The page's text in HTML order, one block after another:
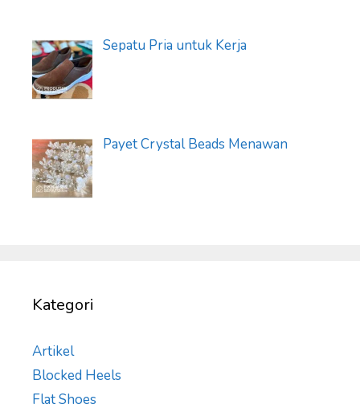
Sepatu Pria untuk Kerja
Payet Crystal Beads Menawan
Kategori
Artikel
Blocked Heels
Flat Shoes